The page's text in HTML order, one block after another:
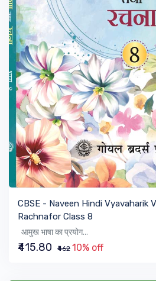
VIEW
CBSE - Naveen Hindi Vyavaharik
Rachnafor Class 8
आमुख भाषा का प्रयोग...
₹415.80 ₹462 10% off